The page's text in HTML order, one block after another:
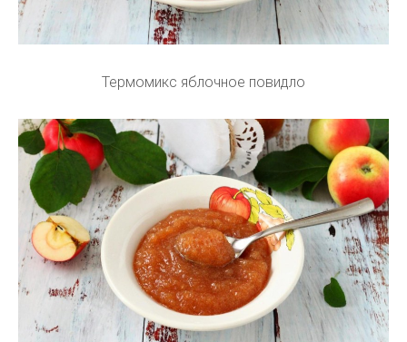
Термомикс яблочное повидло